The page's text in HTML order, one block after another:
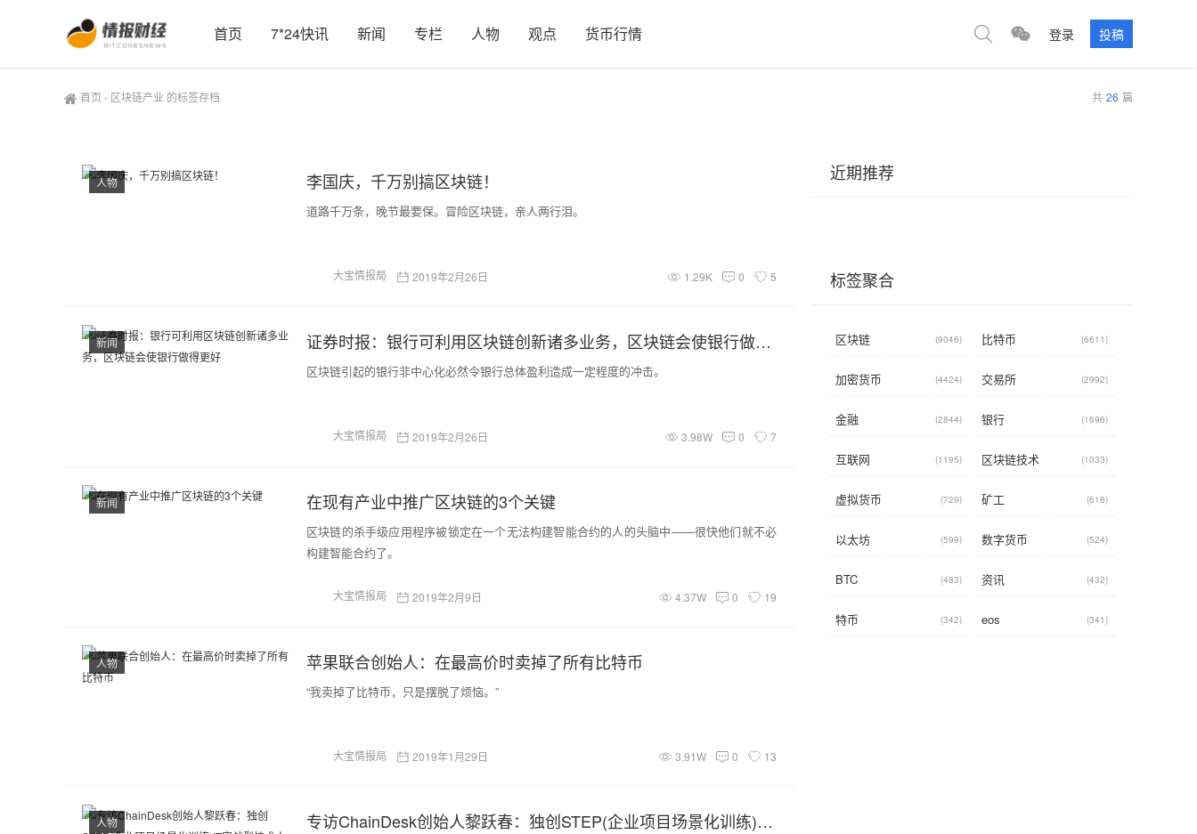
首页 7*24快讯 新闻 专栏 人物 观点 货币行情 登录 投稿
首页 - 区块链产业 的标签存档 共 26 篇
李国庆，千万别搞区块链！
人物
道路千万条，晚节最要保。冒险区块链，亲人两行泪。
大宝情报局 2019年2月26日 1.29K 0 5
证券时报：银行可利用区块链创新诸多业务，区块链会使银行做得更好
新闻
区块链引起的银行非中心化必然令银行总体盈利造成一定程度的冲击。
大宝情报局 2019年2月26日 3.98W 0 7
在现有产业中推广区块链的3个关键
新闻
区块链的杀手级应用程序被锁定在一个无法构建智能合约的人的头脑中——很快他们就不必
构建智能合约了。
大宝情报局 2019年2月9日 4.37W 0 19
苹果联合创始人：在最高价时卖掉了所有比特币
人物
“我卖掉了比特币，只是摆脱了烦恼。”
大宝情报局 2019年1月29日 3.91W 0 13
专访ChainDesk创始人黎跃春：独创STEP(企业项目场景化训练)IT实战型技术人才加速工场
人物
近期推荐
标签聚合
区块链 (9046) 比特币 (6611)
加密货币 (4424) 交易所 (2992)
金融 (2844) 银行 (1696)
互联网 (1195) 区块链技术 (1033)
虚拟货币 (729) 矿工 (618)
以太坊 (599) 数字货币 (524)
BTC (483) 资讯 (432)
特币 (342) eos (341)